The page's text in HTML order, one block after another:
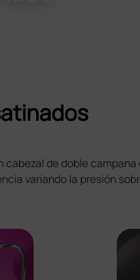
de doble
variando la presión